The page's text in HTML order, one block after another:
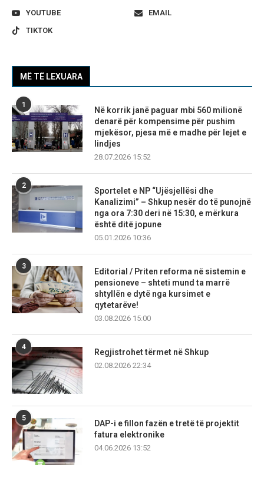
YOUTUBE
EMAIL
TIKTOK
MË TË LEXUARA
1
Në korrik janë paguar mbi 560 milionë
denarë për kompensime për pushim
mjekësor, pjesa më e madhe për lejet e
lindjes
28.07.2026 15:52
2
Sportelet e NP “Ujësjellësi dhe
Kanalizimi” – Shkup nesër do të punojnë
nga ora 7:30 deri në 15:30, e mërkura
është ditë jopune
05.01.2026 10:36
3
Editorial / Priten reforma në sistemin e
pensioneve – shteti mund ta marrë
shtyllën e dytë nga kursimet e
qytetarëve!
03.08.2026 15:00
4
Regjistrohet tërmet në Shkup
02.08.2026 22:34
5
DAP-i e fillon fazën e tretë të projektit
fatura elektronike
04.06.2026 13:52